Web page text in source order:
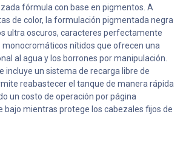
fórmula con base en pigmentos. A
de color, la formulación pigmentada negra
ultra oscuros, caracteres perfectamente
nítidos que ofrecen una
al agua y los borrones por manipulación.
incluye un sistema de recarga libre de
reabastecer el tanque de manera rápida
un costo de operación por página
mientras protege los cabezales fijos de